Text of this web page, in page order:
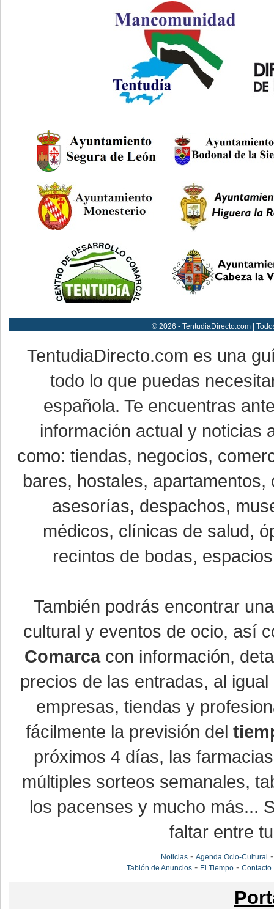
© 2026 - TentudiaDirecto.com |
TentudiaDirecto.com es una
todo lo que puedas
española. Te encuentras
información actual y noticias
como: tiendas, negocios,
bares, hostales,
asesorías, despachos,
médicos, clínicas de salud,
recintos de bodas,
También podrás encontrar
cultural y eventos de ocio, así
Comarcacon información,
precios de las entradas, al
empresas, tiendas y
fácilmente la previsión del
próximos 4 días, las
múltiples sorteos semanales,
los pacenses y mucho más...
faltar entre
Noticias -Agenda Ocio-Cultural
Tablón de Anuncios - El Tiempo -Contacto